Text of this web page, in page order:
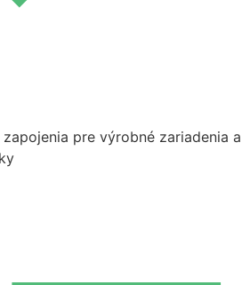
zapojenia pre výrobné zariadenia a